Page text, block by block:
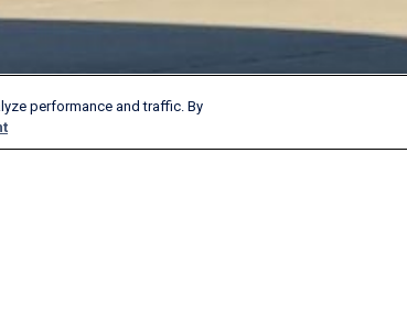
performance and traffic. By